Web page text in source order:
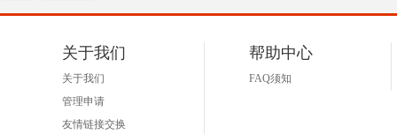
关于我们
关于我们
管理申请
友情链接交换
帮助中心
FAQ须知